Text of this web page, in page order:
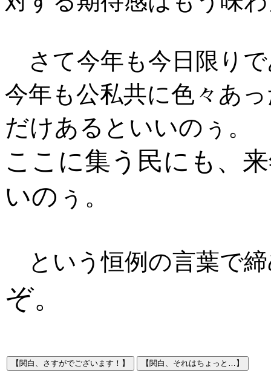
さて今年も今日限り
今年も公私共に色々あ
だけあるといいのぅ 。
ここに集う民にも、
いのぅ 。
という恒例の言葉で
ぞ。